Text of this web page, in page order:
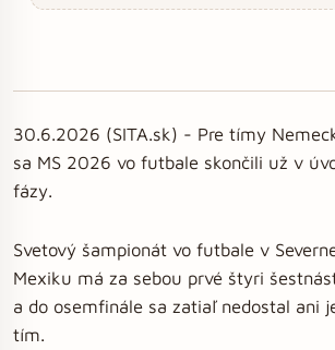
30.6.2026 (SITA.sk) - Pre tímy
sa MS 2026 vo futbale skončili už v
fázy.
Svetový šampionát vo futbale v
Mexiku má za sebou prvé štyri
a do osemfinále sa zatiaľ nedostal ani
tím.